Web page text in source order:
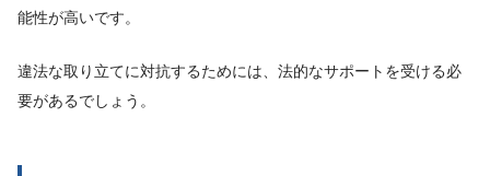
能性が高いです。
違法な取り立てに対抗するためには、法的なサポートを受ける必
要があるでしょう。